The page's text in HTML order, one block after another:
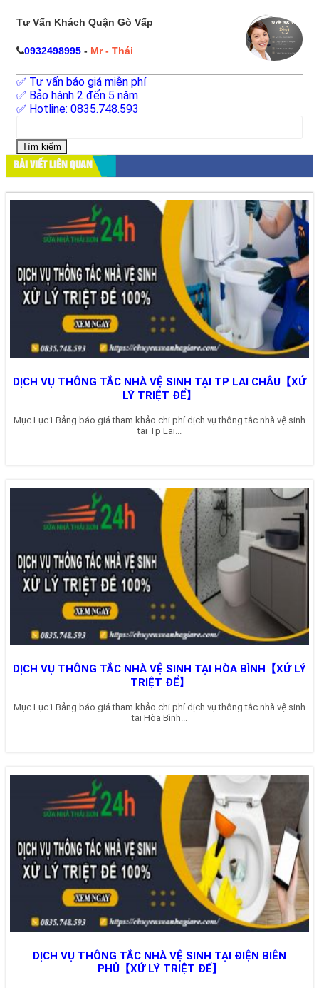
Tư Vấn Khách Quận Gò Vấp
0932498995 - Mr - Thái
✅ Tư vấn báo giá miễn phí
✅ Bảo hành 2 đến 5 năm
✅ Hotline: 0835.748.593
cho:
BÀI VIẾT LIÊN QUAN
DỊCH VỤ THÔNG TẮC NHÀ VỆ SINH TẠI TP LAI CHÂU【XỬ
LÝ TRIỆT ĐỂ】
Mục Lục1 Bảng báo giá tham khảo chi phí dịch vụ thông tắc nhà vệ sinh
tại Tp Lai...
DỊCH VỤ THÔNG TẮC NHÀ VỆ SINH TẠI HÒA BÌNH【XỬ LÝ
TRIỆT ĐỂ】
Mục Lục1 Bảng báo giá tham khảo chi phí dịch vụ thông tắc nhà vệ sinh
tại Hòa Bình...
DỊCH VỤ THÔNG TẮC NHÀ VỆ SINH TẠI ĐIỆN BIÊN
PHỦ【XỬ LÝ TRIỆT ĐỂ】